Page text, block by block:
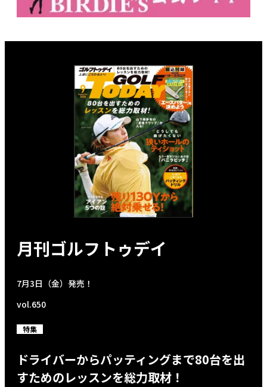
月刊ゴルフトゥデイ
7月3日（金）発売！
vol.650
特集
ドライバーからパッティングまで80台を出
すためのレッスンを総力取材！